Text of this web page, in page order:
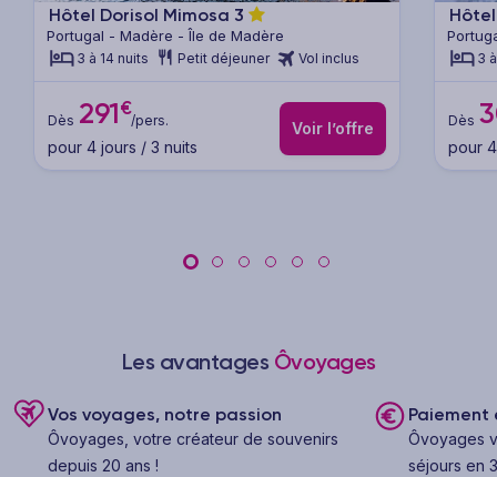
Hôtel Dorisol Mimosa 3
Portugal - Madère - Île de Madère
3 à 14 nuits Petit déjeuner Vol inclus
Dès 291€
/pers.
pour 4 jours / 3 nuits
Voir l’offre
3
Dès
pour
Les avantages Ôvoyages
Vos voyages, notre passion
Ôvoyages, votre créateur de souvenirs
depuis 20 ans !
Paiement
Ôvoyages
séjours en